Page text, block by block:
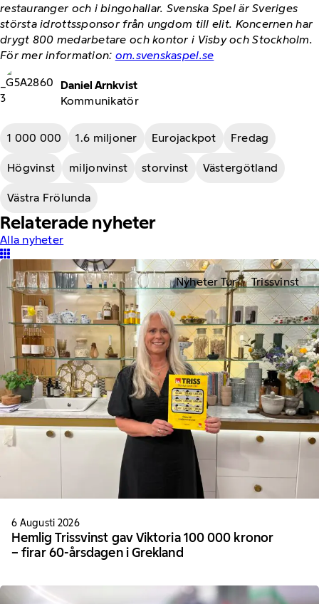
restauranger och i bingohallar. Svenska Spel är Sveriges
största idrottssponsor från ungdom till elit. Koncernen har
drygt 800 medarbetare och kontor i Visby och Stockholm.
För mer information: om.svenskaspel.se
Kommunikatör
Daniel Arnkvist
1 000 000 1.6 miljoner Eurojackpot Fredag
Högvinst miljonvinst storvinst Västergötland
Västra Frölunda
Relaterade nyheter
Alla nyheter
Nyheter Tur Trissvinst
6 Augusti 2026
Hemlig Trissvinst gav Viktoria 100 000 kronor
– firar 60-årsdagen i Grekland